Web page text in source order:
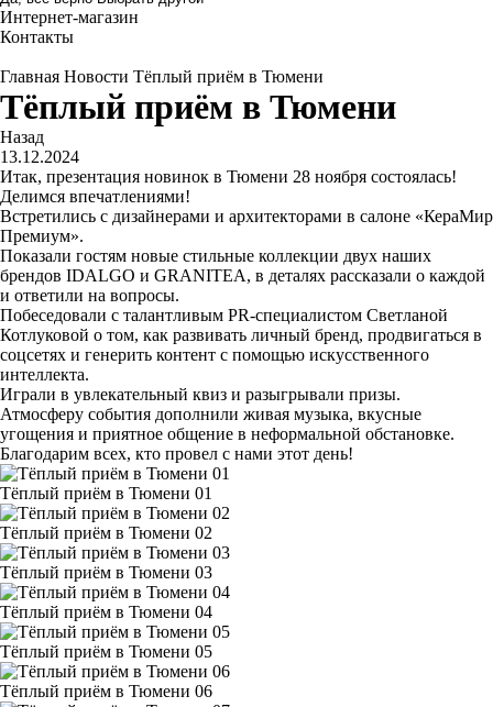
Интернет-магазин
Контакты
Главная Новости Тёплый приём в Тюмени
Тёплый приём в Тюмени
Назад
13.12.2024
Итак, презентация новинок в Тюмени 28 ноября состоялась!
Делимся впечатлениями!
Встретились с дизайнерами и архитекторами в салоне «КераМир
Премиум».
Показали гостям новые стильные коллекции двух наших
брендов IDALGO и GRANITEA, в деталях рассказали о каждой
и ответили на вопросы.
Побеседовали с талантливым PR-специалистом Светланой
Котлуковой о том, как развивать личный бренд, продвигаться в
соцсетях и генерить контент с помощью искусственного
интеллекта.
Играли в увлекательный квиз и разыгрывали призы.
Атмосферу события дополнили живая музыка, вкусные
угощения и приятное общение в неформальной обстановке.
Благодарим всех, кто провел с нами этот день!
Тёплый приём в Тюмени 01
Тёплый приём в Тюмени 02
Тёплый приём в Тюмени 03
Тёплый приём в Тюмени 04
Тёплый приём в Тюмени 05
Тёплый приём в Тюмени 06